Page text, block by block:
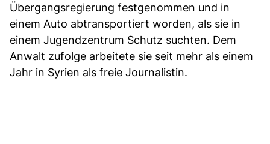
Übergangsregierung festgenommen und in
einem Auto abtransportiert worden, als sie in
einem Jugendzentrum Schutz suchten. Dem
Anwalt zufolge arbeitete sie seit mehr als einem
Jahr in Syrien als freie Journalistin.